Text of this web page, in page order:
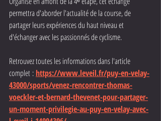
permettra d'aborder l'actualité de la course, de
partager leurs expériences du haut niveau et
d'échanger avec les passionnés de cyclisme.
Retrouvez toutes les informations dans l'article
complet : https://www.leveil.fr/puy-en-velay-
43000/sports/venez-rencontrer-thomas-
voeckler-et-bernard-thevenet-pour-partager-
un-moment-privilegie-au-puy-en-velay-avec-